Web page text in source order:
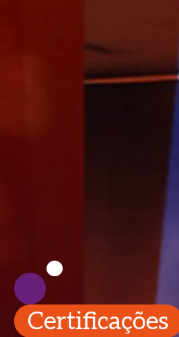
Certificações